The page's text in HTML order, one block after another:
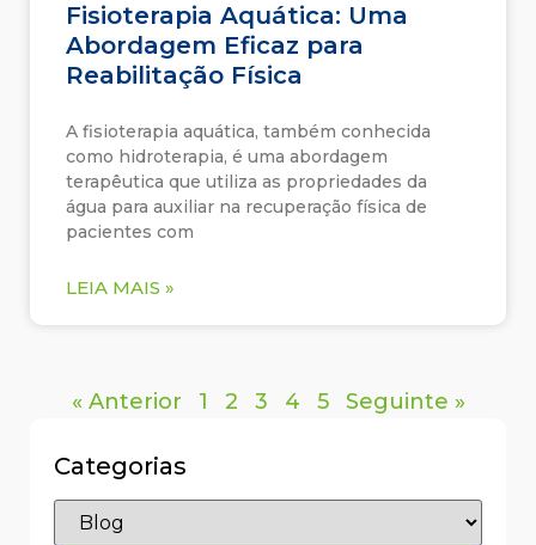
Fisioterapia Aquática: Uma
Abordagem Eficaz para
Reabilitação Física
A fisioterapia aquática, também conhecida
como hidroterapia, é uma abordagem
terapêutica que utiliza as propriedades da
água para auxiliar na recuperação física de
pacientes com
LEIA MAIS »
« Anterior 1 2 3 4 5 Seguinte »
Categorias